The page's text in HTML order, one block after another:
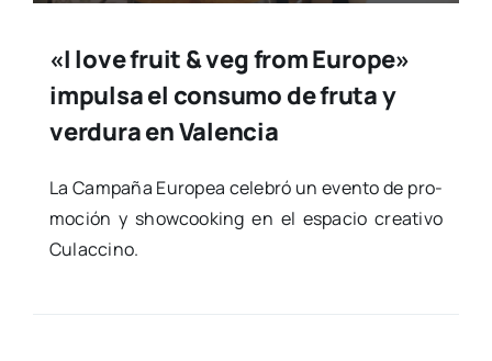
«I love fruit & veg from Europe»
impulsa el consumo de fruta y
verdura en Valencia
La Cam­pa­ña Euro­pea cele­bró un even­to de pro­
mo­ción y show­coo­king en el espa­cio crea­ti­vo
Culac­cino.